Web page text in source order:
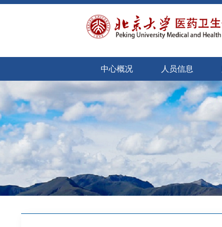
中心概况 人员信息